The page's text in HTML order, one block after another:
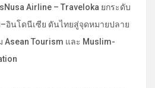
Airline – Traveloka ยกระดับ
–อินโดนีเซีย ดันไทยสู่จุดหมายปลาย
Asean Tourism และ Muslim-